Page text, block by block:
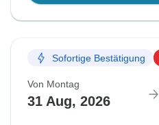
Sofortige Bestätigung
Von Montag
31 Aug, 2026